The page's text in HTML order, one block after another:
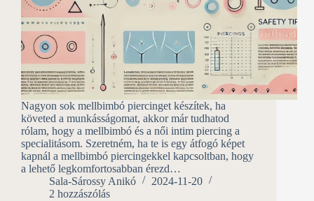
Nagyon sok mellbimbó piercinget készítek, ha
követed a munkásságomat, akkor már tudhatod
rólam, hogy a mellbimbó és a női intim piercing a
specialitásom. Szeretném, ha te is egy átfogó képet
kapnál a mellbimbó piercingekkel kapcsoltban, hogy
a lehető legkomfortosabban érezd…
Sala-Sárossy Anikó
2024-11-20
2 hozzászólás